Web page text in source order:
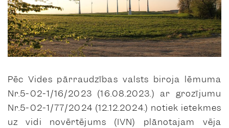
Pēc Vides pārraudzības valsts biroja lēmuma
Nr.5-02-1/16/2023 (16.08.2023.) ar grozījumu
Nr.5-02-1/77/2024 (12.12.2024.) notiek ietekmes
uz vidi novērtējums (IVN) plānotajam vēja